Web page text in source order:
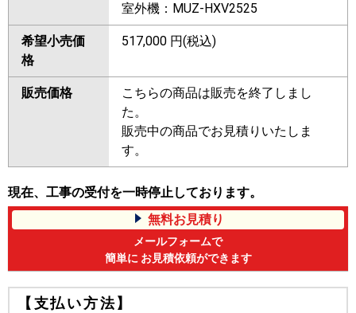
室外機：MUZ-HXV2525
希望小売価
格
517,000 円(税込)
販売価格
こちらの商品は販売を終了しまし
た。
販売中の商品でお見積りいたしま
す。
現在、工事の受付を一時停止しております。
無料お見積り
メールフォームで
簡単に お見積依頼ができます
【支払い方法】